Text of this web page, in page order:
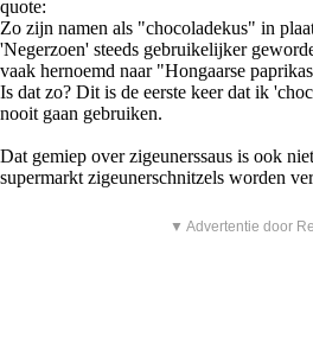
quote:
Zo zijn namen als "chocoladekus" in
'Negerzoen' steeds gebruikelijker
vaak hernoemd naar "Hongaarse
Is dat zo? Dit is de eerste keer dat ik
nooit gaan gebruiken.
Dat gemiep over zigeunerssaus is ook
supermarkt zigeunerschnitzels worden
▼ Advertentie door